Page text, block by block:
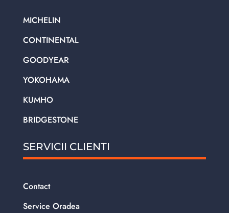
MICHELIN
CONTINENTAL
GOODYEAR
YOKOHAMA
KUMHO
BRIDGESTONE
SERVICII CLIENTI
Contact
Service Oradea